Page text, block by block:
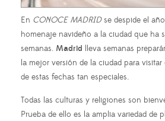
En CONOCE MADRIDse despide el
homenaje navideño a la ciudad que ha
semanas. Madrid lleva semanas
la mejor versión de la ciudad para
de estas fechas tan especiales.
Todas las culturas y religiones son
Prueba de ello es la amplia variedad de